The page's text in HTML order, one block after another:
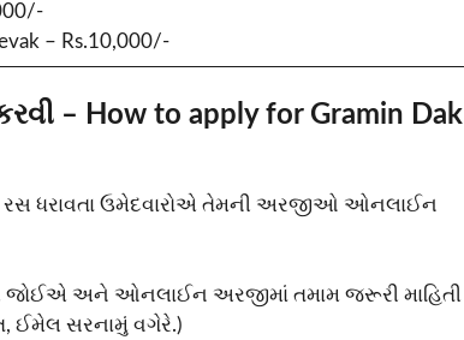
– Rs.10,000/-
– How to apply for Gramin Dak
ધરાવતા ઉમેદવારોએ તેમની અરજીઓ ઓનલાઈન
જોઈએ અને ઓનલાઈન અરજીમાં તમામ જરૂરી માહિતી
ઈમેલ સરનામું વગેરે.)